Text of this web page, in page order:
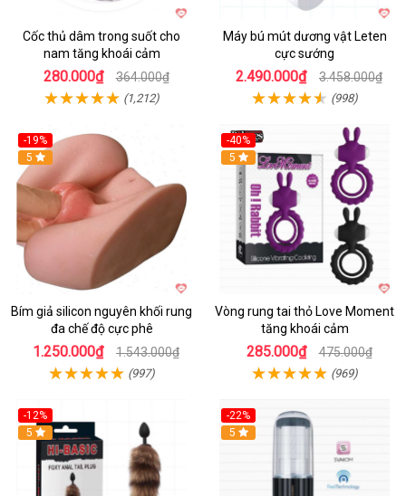
Cốc thủ dâm trong suốt cho
nam tăng khoái cảm
280.000₫ 364.000₫
(1,212)
Máy bú mút dương vật Leten
cực sướng
2.490.000₫ 3.458.000₫
(998)
-19%
Hot
5
Bím giả silicon nguyên khối rung
đa chế độ cực phê
1.250.000₫ 1.543.000₫
(997)
-40%
5
Vòng rung tai thỏ Love Moment
tăng khoái cảm
285.000₫ 475.000₫
(969)
-12%
Hot
5
-22%
5